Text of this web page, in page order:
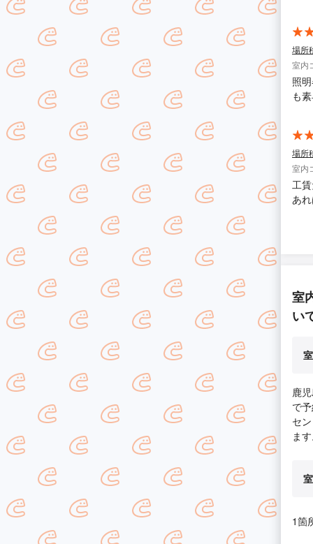
場所
室内
照
も
場所
室内
工
あ
室
い
鹿
で
セ
ま
1箇